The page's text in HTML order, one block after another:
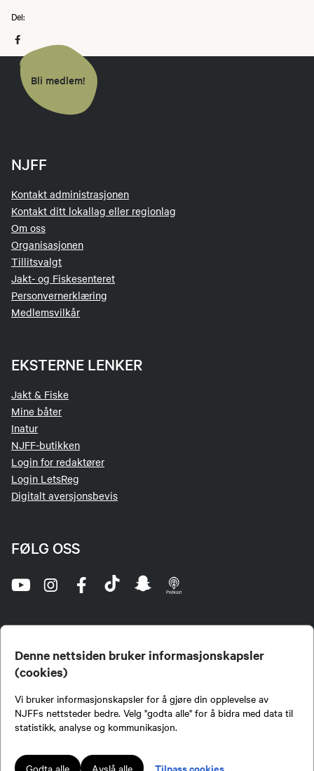
Denne nettsiden bruker informasjonskapsler
(cookies)
Vi bruker informasjonskapsler for å gjøre din opplevelse av
NJFFs nettsteder bedre. Velg "godta alle" for å bidra med data til
statistikk, analyse og kommunikasjon.
Godta alle Avslå alle Tilpass cookies
Del:
Bli medlem!
NJFF
Kontakt administrasjonen
Kontakt ditt lokallag eller regionlag
Om oss
Organisasjonen
Tillitsvalgt
Jakt- og Fiskesenteret
Personvernerklæring
Medlemsvilkår
EKSTERNE LENKER
Jakt & Fiske
Mine båter
Inatur
NJFF-butikken
Login for redaktører
Login LetsReg
Digitalt aversjonsbevis
FØLG OSS
jegere og sportsfiskere og et av de viktigste miljøene for formidling av kunnskap om jakt og
fiske i Norge. Vi er en partipolitisk nøytral organisasjon, men har et sterkt jakt-, fiske-, og
naturpolitisk engasjement i mange saker.
Lokalforeninger tilsluttet Norges Jeger- og Fiskerforbund har ansvar for innhold de